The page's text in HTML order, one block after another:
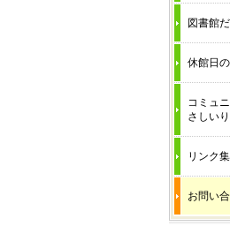
図書館
休館日
コミュ
さしい
リンク集
お問い